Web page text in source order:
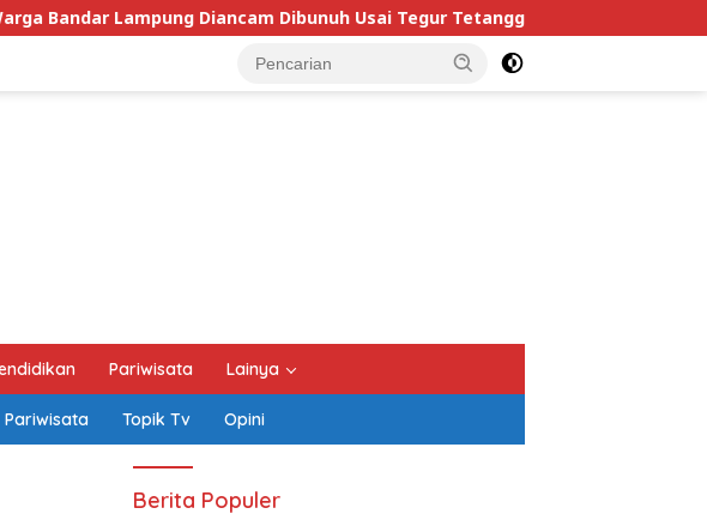
Diancam Dibunuh Usai Tegur Tetangga Berisik Malam Hari
Pariwisata Lainya
Pariwisata Topik Tv Opini
Berita Populer